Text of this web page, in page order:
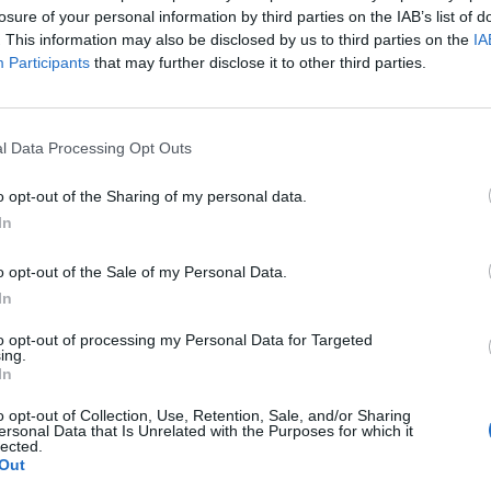
of your personal information by third parties on the IAB’s list of
This information may also be disclosed by us to third parties on the
Participants that may further disclose it to other third parties.
Data Processing Opt Outs
opt-out of the Sharing of my personal data.
opt-out of the Sale of my Personal Data.
opt-out of processing my Personal Data for Targeted
opt-out of Collection, Use, Retention, Sale, and/or Sharing
Data that Is Unrelated with the Purposes for which it
a villanyszámlán szerepel majd a fogyasztás kWh-
A várhatóan legkorábban 2014 októberében életbe
könnyebben össze lehet majd hasonlítani a gáz-
Unió országaiban különböző mértékegységek alapján
az uniós döntéshozók várhatóan legkorábban 2014
használatát. "A térségben különböző mértékegységeket...
portfolio.hu hírarchívumához tartozik, melynek olvasása
cikkarchívum
elmúlt 2 év napon belüli